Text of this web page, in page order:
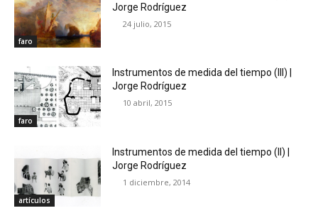
faro
Jorge Rodríguez
24 julio, 2015
faro
Instrumentos de medida del tiempo (III) |
Jorge Rodríguez
10 abril, 2015
artículos
Instrumentos de medida del tiempo (II) |
Jorge Rodríguez
1 diciembre, 2014